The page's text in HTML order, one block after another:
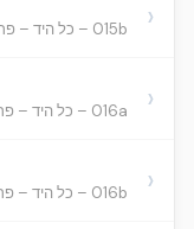
015b – כל היד – פרק שני – נדה, דף טו ע”ב ›
016a – כל היד – פרק שני – נדה, דף טז ע”א ›
016b – כל היד – פרק שני – נדה, דף טז ע”ב ›